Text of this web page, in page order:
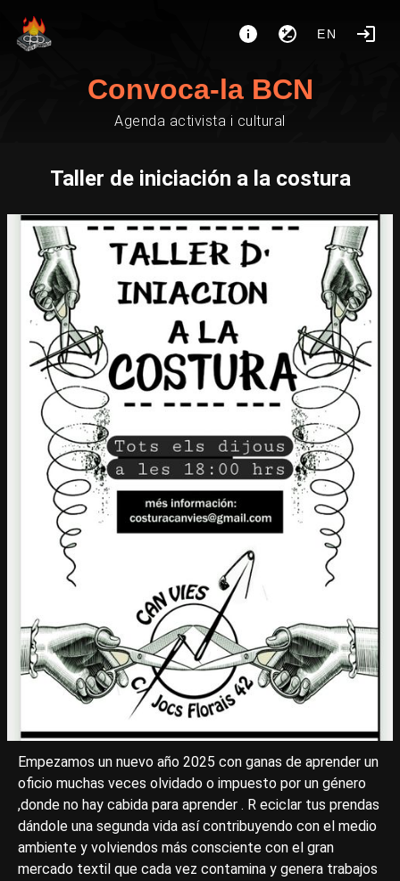
EN
Convoca-la BCN
Agenda activista i cultural
Taller de iniciación a la costura
Empezamos un nuevo año 2025 con ganas de aprender un
oficio muchas veces olvidado o impuesto por un género
,donde no hay cabida para aprender . R eciclar tus prendas
dándole una segunda vida así contribuyendo con el medio
ambiente y volviendos más consciente con el gran
mercado textil que cada vez contamina y genera trabajos